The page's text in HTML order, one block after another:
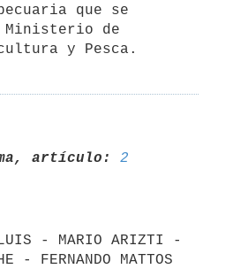
que se
Ministerio de
artículo:
2
- FERNANDO MATTOS